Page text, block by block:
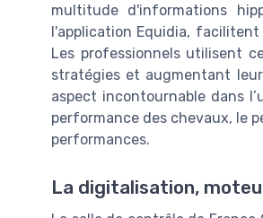
multitude d'informations
l'application Equidia, facilitent
Les professionnels utilisent
stratégies et augmentant
aspect incontournable dans
performance des chevaux, le
performances.
La digitalisation,